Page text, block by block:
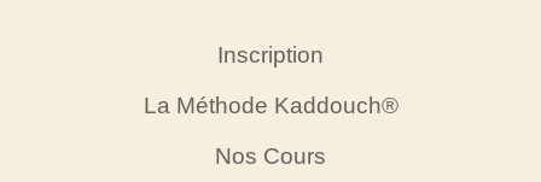
Inscription
La Méthode Kaddouch®
Nos Cours